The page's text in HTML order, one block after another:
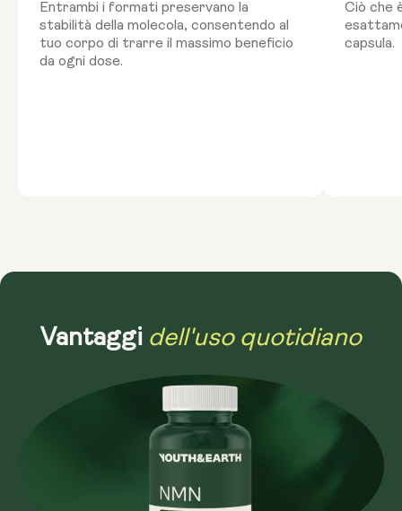
Entrambi i formati preservano la
stabilità della molecola, consentendo al
tuo corpo di trarre il massimo beneficio
da ogni dose.
Ciò che
capsula.
Vantaggi dell'uso quotidiano